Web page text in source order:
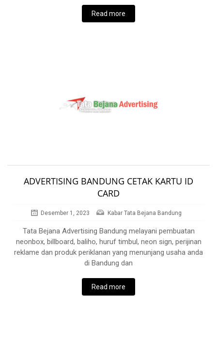
Read more
ADVERTISING BANDUNG CETAK KARTU ID
CARD
Desember 1, 2023 Kabar Tata Bejana Bandung
Tata Bejana Advertising Bandung melayani pembuatan
neonbox, billboard, baliho, huruf timbul, neon sign, perijinan
reklame dan produk periklanan yang menunjang usaha anda
di Bandung dan
Read more